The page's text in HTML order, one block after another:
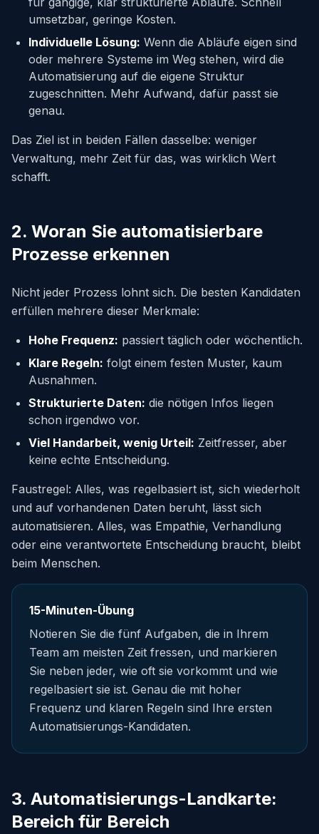
umsetzbar, geringe Kosten.
Individuelle Lösung: Wenn die Abläufe eigen sind
oder mehrere Systeme im Weg stehen, wird die
Automatisierung auf die eigene Struktur
zugeschnitten. Mehr Aufwand, dafür passt sie
genau.
Das Ziel ist in beiden Fällen dasselbe: weniger
Verwaltung, mehr Zeit für das, was wirklich Wert
schafft.
2. Woran Sie automatisierbare
Prozesse erkennen
Nicht jeder Prozess lohnt sich. Die besten Kandidaten
erfüllen mehrere dieser Merkmale:
Hohe Frequenz: passiert täglich oder wöchentlich.
Klare Regeln: folgt einem festen Muster, kaum
Ausnahmen.
Strukturierte Daten: die nötigen Infos liegen
schon irgendwo vor.
Viel Handarbeit, wenig Urteil: Zeitfresser, aber
keine echte Entscheidung.
Faustregel: Alles, was regelbasiert ist, sich wiederholt
und auf vorhandenen Daten beruht, lässt sich
automatisieren. Alles, was Empathie, Verhandlung
oder eine verantwortete Entscheidung braucht, bleibt
beim Menschen.
15-Minuten-Übung
Notieren Sie die fünf Aufgaben, die in Ihrem
Team am meisten Zeit fressen, und markieren
Sie neben jeder, wie oft sie vorkommt und wie
regelbasiert sie ist. Genau die mit hoher
Frequenz und klaren Regeln sind Ihre ersten
Automatisierungs-Kandidaten.
3. Automatisierungs-Landkarte:
Bereich für Bereich